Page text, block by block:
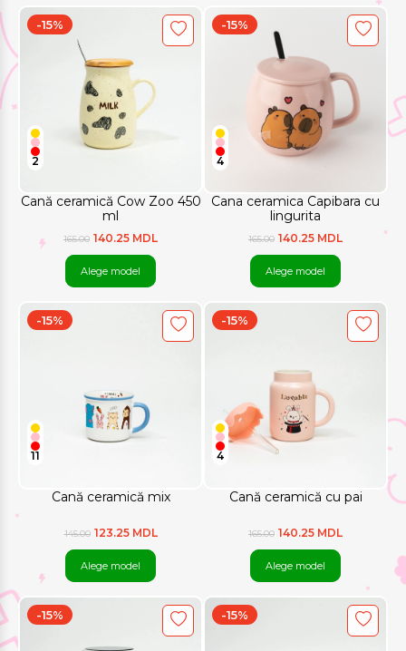
Cană ceramică Cow Zoo 450
ml
-15%
2
165.00 140.25 MDL
Alege model
Cana ceramica Capibara cu
lingurita
-15%
4
165.00 140.25 MDL
Alege model
Cană ceramică mix
-15%
11
145.00 123.25 MDL
Alege model
Cană ceramică cu pai
-15%
4
165.00 140.25 MDL
Alege model
-15% -15%